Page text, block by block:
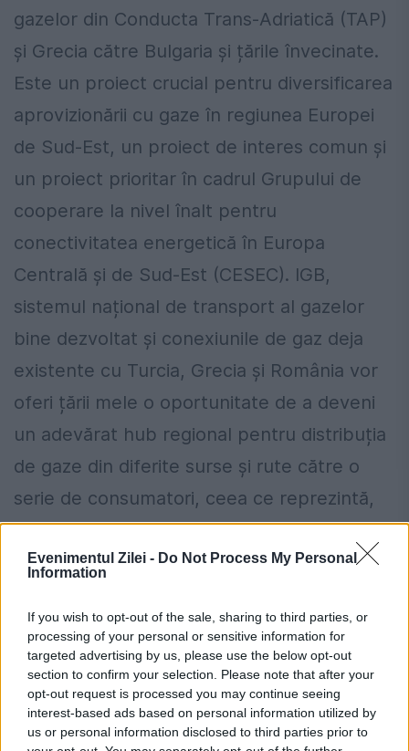
Evenimentul Zilei - Do Not Process My Personal
Information
If you wish to opt-out of the sale, sharing to third parties, or
processing of your personal or sensitive information for
targeted advertising by us, please use the below opt-out
section to confirm your selection. Please note that after your
opt-out request is processed you may continue seeing
interest-based ads based on personal information utilized by
us or personal information disclosed to third parties prior to
gazelor din Conducta Trans-Adriatică (TAP)
și Grecia către Bulgaria și țările învecinate.
Este un proiect crucial pentru diversificarea
aprovizionării cu gaze în regiunea Europei
de Sud-Est, un proiect de interes comun și
un proiect prioritar în cadrul Grupului de
cooperare la nivel înalt pentru
conectivitatea energetică în Europa
Centrală și de Sud-Est (CESEC). IGB,
sistemul național de transport al gazelor
bine dezvoltat și conexiunile de gaz deja
existente cu Turcia, Grecia și România vor
oferi țării mele o oportunitate de a deveni
un adevărat hub regional pentru distribuția
de gaze din diferite surse și rute către o
serie de consumatori, ceea ce reprezintă,
de fapt, esența diversificării. Deci, SGC a
schimbat nu numai harta energetică a
balcanice”, a spus el.
Ambasadorul a subliniat căBulgariaeste
dornică să conducă eforturile de
consolidare a cooperării energetice între